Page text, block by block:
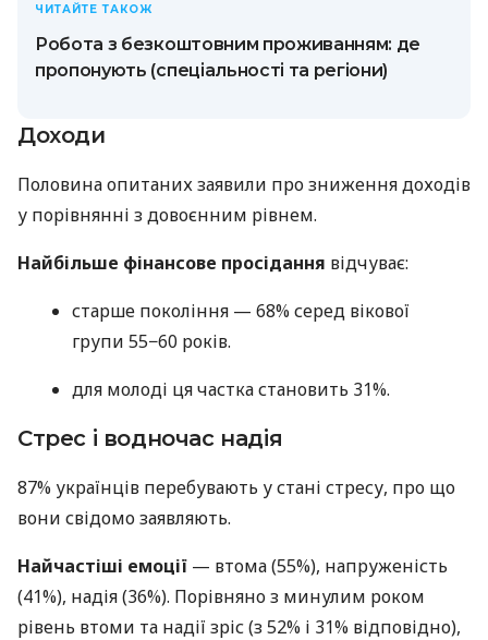
ЧИТАЙТЕ ТАКОЖ
Робота з безкоштовним проживанням: де
пропонують (спеціальності та регіони)
Доходи
Половина опитаних заявили про зниження доходів
у порівнянні з довоєнним рівнем.
Найбільше фінансове просідання відчуває:
старше покоління — 68% серед вікової
групи 55−60 років.
для молоді ця частка становить 31%.
Стрес і водночас надія
87% українців перебувають у стані стресу, про що
вони свідомо заявляють.
Найчастіші емоції — втома (55%), напруженість
(41%), надія (36%). Порівняно з минулим роком
рівень втоми та надії зріс (з 52% і 31% відповідно),